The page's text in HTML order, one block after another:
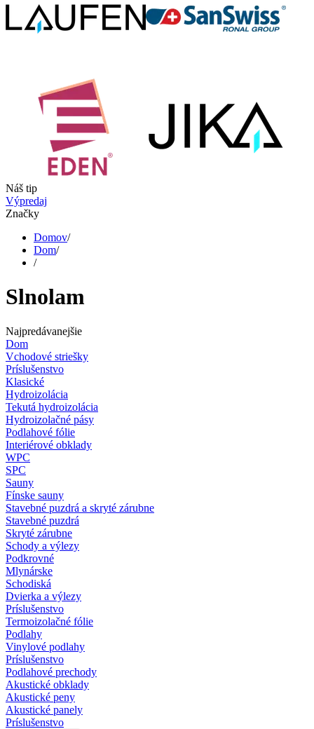
Náš tip
Výpredaj
Značky
Domov/
Dom/
/
Slnolam
Najpredávanejšie
Dom
Vchodové striešky
Príslušenstvo
Klasické
Hydroizolácia
Tekutá hydroizolácia
Hydroizolačné pásy
Podlahové fólie
Interiérové obklady
WPC
SPC
Sauny
Fínske sauny
Stavebné puzdrá a skryté zárubne
Stavebné puzdrá
Skryté zárubne
Schody a výlezy
Podkrovné
Mlynárske
Schodiská
Dvierka a výlezy
Príslušenstvo
Termoizolačné fólie
Podlahy
Vinylové podlahy
Príslušenstvo
Podlahové prechody
Akustické obklady
Akustické peny
Akustické panely
Príslušenstvo